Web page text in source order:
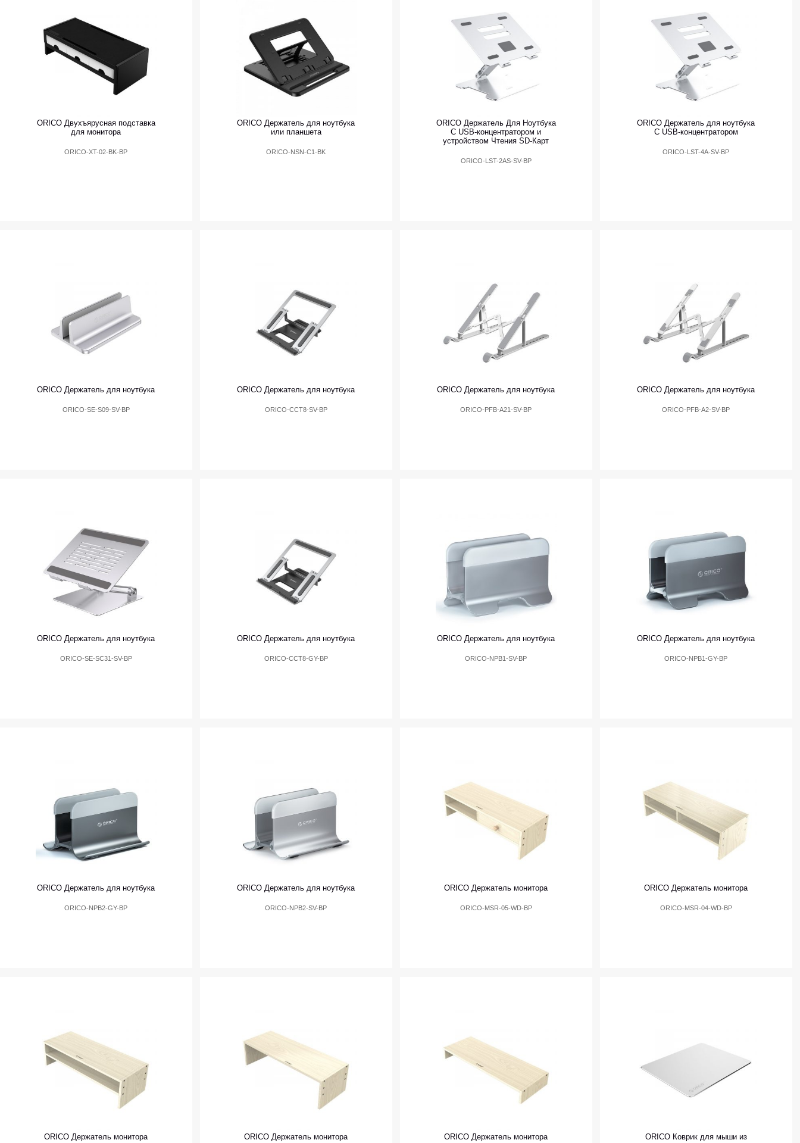
ORICO Двухъярусная подставка
для монитора
ORICO-XT-02-BK-BP
ORICO Держатель для ноутбука
или планшета
ORICO-NSN-C1-BK
ORICO Держатель Для Ноутбука
С USB-концентратором и
устройством Чтения SD-Карт
ORICO-LST-2AS-SV-BP
ORICO Держатель для ноутбука
С USB-концентратором
ORICO-LST-4A-SV-BP
ORICO Держатель для ноутбука
ORICO-SE-S09-SV-BP
ORICO Держатель для ноутбука
ORICO-CCT8-SV-BP
ORICO Держатель для ноутбука
ORICO-PFB-A21-SV-BP
ORICO Держатель для ноутбука
ORICO-PFB-A2-SV-BP
ORICO Держатель для ноутбука
ORICO-SE-SC31-SV-BP
ORICO Держатель для ноутбука
ORICO-CCT8-GY-BP
ORICO Держатель для ноутбука
ORICO-NPB1-SV-BP
ORICO Держатель для ноутбука
ORICO-NPB1-GY-BP
ORICO Держатель для ноутбука
ORICO-NPB2-GY-BP
ORICO Держатель для ноутбука
ORICO-NPB2-SV-BP
ORICO Держатель монитора
ORICO-MSR-05-WD-BP
ORICO Держатель монитора
ORICO-MSR-04-WD-BP
ORICO Держатель монитора ORICO Держатель монитора ORICO Держатель монитора
ORICO Коврик для мыши из